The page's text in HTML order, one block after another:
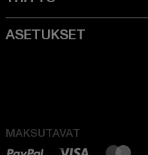
MAKSUTAVAT